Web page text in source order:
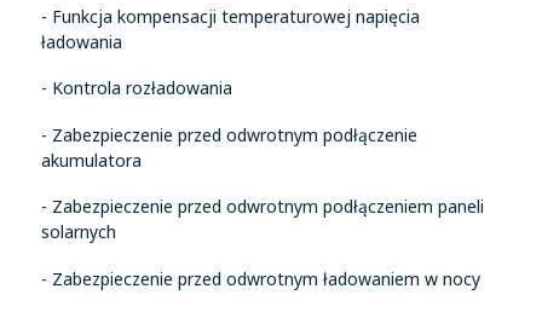
- Funkcja kompensacji temperaturowej napięcia
ładowania
- Kontrola rozładowania
- Zabezpieczenie przed odwrotnym podłączenie
akumulatora
- Zabezpieczenie przed odwrotnym podłączeniem paneli
solarnych
- Zabezpieczenie przed odwrotnym ładowaniem w nocy